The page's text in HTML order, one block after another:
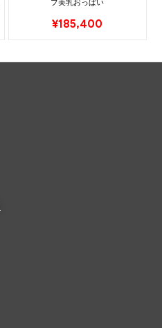
プ美乳おっぱい
¥185,400